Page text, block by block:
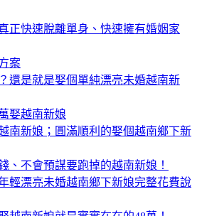
正快速脫離單身、快速擁有婚姻家
案
還是就是娶個單純漂亮未婚越南新
娶越南新娘
南新娘；圓滿順利的娶個越南鄉下新
、不會預謀要跑掉的越南新娘！
輕漂亮未婚越南鄉下新娘完整花費說